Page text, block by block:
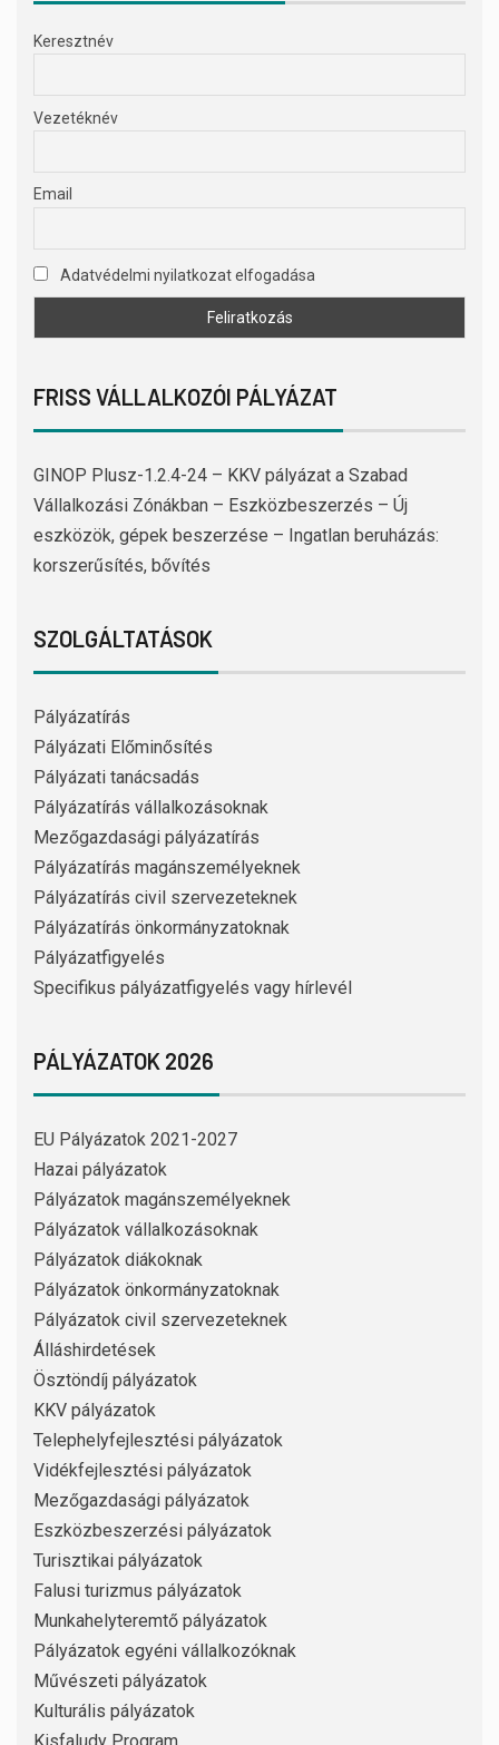
Keresztnév
Vezetéknév
Email
Adatvédelmi nyilatkozat elfogadása
FRISS VÁLLALKOZÓI PÁLYÁZAT
GINOP Plusz-1.2.4-24 – KKV pályázat a Szabad
Vállalkozási Zónákban – Eszközbeszerzés – Új
eszközök, gépek beszerzése – Ingatlan beruházás:
korszerűsítés, bővítés
SZOLGÁLTATÁSOK
Pályázatírás
Pályázati Előminősítés
Pályázati tanácsadás
Pályázatírás vállalkozásoknak
Mezőgazdasági pályázatírás
Pályázatírás magánszemélyeknek
Pályázatírás civil szervezeteknek
Pályázatírás önkormányzatoknak
Pályázatfigyelés
Specifikus pályázatfigyelés vagy hírlevél
PÁLYÁZATOK 2026
EU Pályázatok 2021-2027
Hazai pályázatok
Pályázatok magánszemélyeknek
Pályázatok vállalkozásoknak
Pályázatok diákoknak
Pályázatok önkormányzatoknak
Pályázatok civil szervezeteknek
Álláshirdetések
Ösztöndíj pályázatok
KKV pályázatok
Telephelyfejlesztési pályázatok
Vidékfejlesztési pályázatok
Mezőgazdasági pályázatok
Eszközbeszerzési pályázatok
Turisztikai pályázatok
Falusi turizmus pályázatok
Munkahelyteremtő pályázatok
Pályázatok egyéni vállalkozóknak
Művészeti pályázatok
Kulturális pályázatok